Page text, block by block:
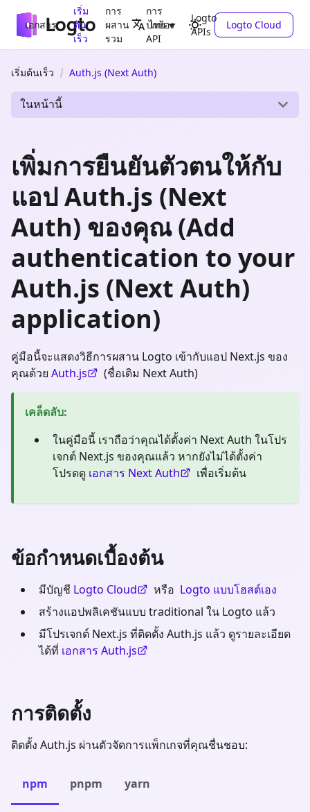
เอกสาร
เริ่ม
ต้น
เร็ว
การ
ผสาน
รวม
การ
ปกป้อง
API
Logto
APIs
ไทย Logto Cloud
เริ่มต้นเร็ว Auth.js (Next Auth)
ในหน้านี้
เพิ่มการยืนยันตัวตนให้กับ
แอป Auth.js (Next
Auth) ของคุณ (Add
authentication to your
Auth.js (Next Auth)
application)
คู่มือนี้จะแสดงวิธีการผสาน Logto เข้ากับแอป Next.js ของ
คุณด้วย Auth.js (ชื่อเดิม Next Auth)
เคล็ดลับ:
ในคู่มือนี้ เราถือว่าคุณได้ตั้งค่า Next Auth ในโปร
เจกต์ Next.js ของคุณแล้ว หากยังไม่ได้ตั้งค่า
โปรดดู เอกสาร Next Auth เพื่อเริ่มต้น
ข้อกำหนดเบื้องต้น
มีบัญชี Logto Cloud หรือ Logto แบบโฮสต์เอง
สร้างแอปพลิเคชันแบบ traditional ใน Logto แล้ว
มีโปรเจกต์ Next.js ที่ติดตั้ง Auth.js แล้ว ดูรายละเอียด
ได้ที่ เอกสาร Auth.js
การติดตั้ง
ติดตั้ง Auth.js ผ่านตัวจัดการแพ็กเกจที่คุณชื่นชอบ:
npm pnpm yarn